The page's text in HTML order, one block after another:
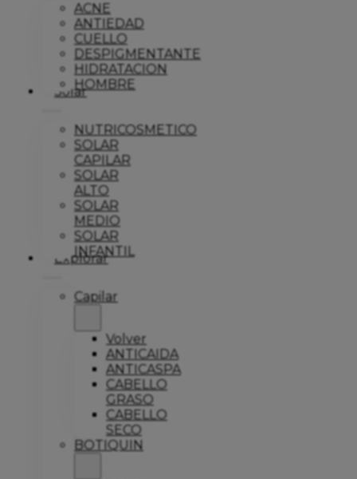
ACNE
ANTIEDAD
CUELLO
DESPIGMENTANTE
HIDRATACION
HOMBRE
Solar
NUTRICOSMETICO
SOLAR
CAPILAR
SOLAR
ALTO
SOLAR
MEDIO
SOLAR
INFANTIL
Explorar
Capilar
Volver
ANTICAIDA
ANTICASPA
CABELLO
GRASO
CABELLO
SECO
BOTIQUIN